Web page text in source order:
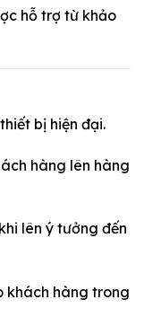
hỗ trợ từ khảo
bị hiện đại.
hàng lên hàng
lên ý tưởng đến
khách hàng trong